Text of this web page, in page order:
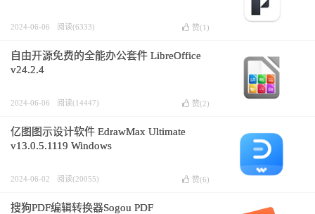
2024-06-06 阅读(6333) 赞(1 )
自由开源免费的全能办公套件 LibreOffice
v24.2.4
2024-06-06 阅读(14447) 赞(2)
亿图图示设计软件 EdrawMax Ultimate
v13.0.5.1119 Windows
2024-06-02 阅读(20055) 赞(6)
搜狗PDF编辑转换器Sogou PDF